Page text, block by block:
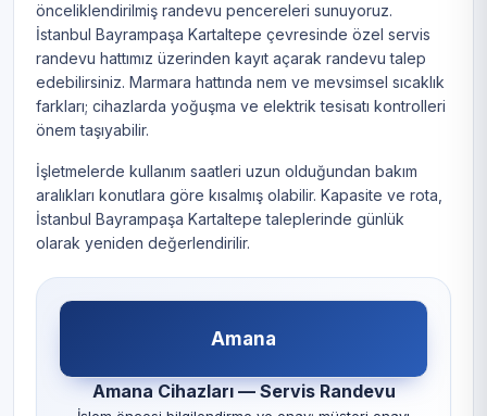
önceliklendirilmiş randevu pencereleri sunuyoruz.
İstanbul Bayrampaşa Kartaltepe çevresinde özel servis
randevu hattımız üzerinden kayıt açarak randevu talep
edebilirsiniz. Marmara hattında nem ve mevsimsel sıcaklık
farkları; cihazlarda yoğuşma ve elektrik tesisatı kontrolleri
önem taşıyabilir.
İşletmelerde kullanım saatleri uzun olduğundan bakım
aralıkları konutlara göre kısalmış olabilir. Kapasite ve rota,
İstanbul Bayrampaşa Kartaltepe taleplerinde günlük
olarak yeniden değerlendirilir.
Amana
Amana Cihazları — Servis Randevu